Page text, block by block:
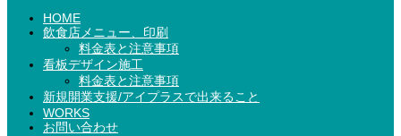
HOME
飲食店メニュー、印刷
料金表と注意事項
看板デザイン施工
料金表と注意事項
新規開業支援/アイプラスで出来ること
WORKS
お問い合わせ